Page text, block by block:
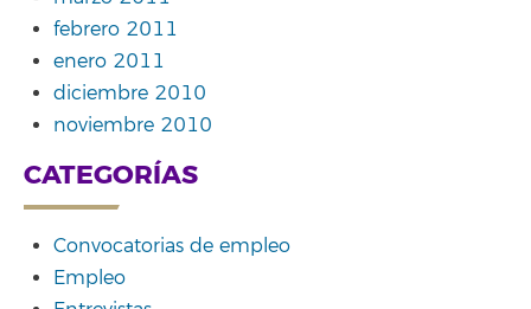
febrero 2011
enero 2011
diciembre 2010
noviembre 2010
CATEGORÍAS
Convocatorias de empleo
Empleo